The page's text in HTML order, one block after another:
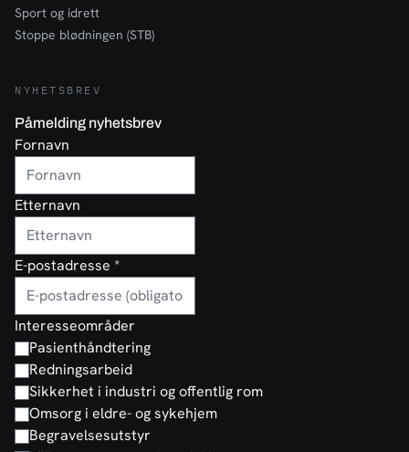
Sport og idrett
Stoppe blødningen (STB)
NYHETSBREV
Påmelding nyhetsbrev
Fornavn
Etternavn
E-postadresse *
Interesseområder
Pasienthåndtering
Redningsarbeid
Sikkerhet i industri og offentlig rom
Omsorg i eldre- og sykehjem
Begravelsesutstyr